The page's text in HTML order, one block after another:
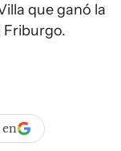
que ganó la
Friburgo.
en